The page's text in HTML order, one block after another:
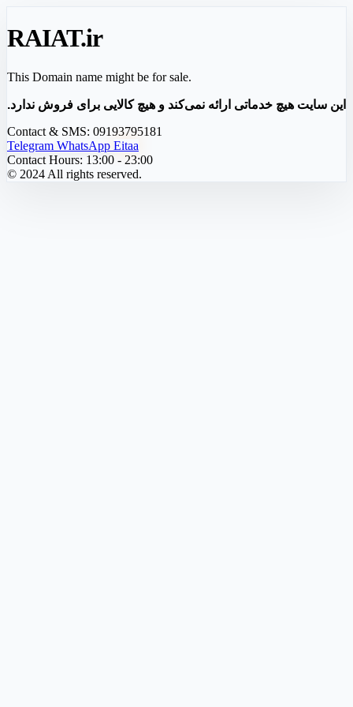
RAIAT.ir
This Domain name might be for sale.
این سایت هیچ خدماتی ارائه نمی‌کند و هیچ کالایی برای فروش ندارد.
Contact & SMS: 09193795181
Telegram WhatsApp Eitaa
Contact Hours: 13:00 - 23:00
© 2024 All rights reserved.